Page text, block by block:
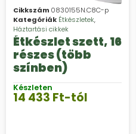
Cikkszám 0830155N.C8C-p
Kategóriák Étkészletek,
Háztartási cikkek
Étkészlet szett, 16
részes (több
színben)
Készleten
14 433 Ft-tól